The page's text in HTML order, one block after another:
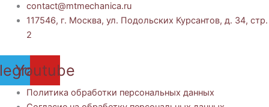
contact@mtmechanica.ru
117546, г. Москва, ул. Подольских Курсантов, д. 34, стр.
2
Youtube
Политика обработки персональных данных